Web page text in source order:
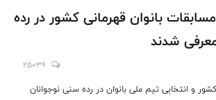
بانوان قهرمانی کشور در رده
شدند
25039
و انتخابی تیم ملی بانوان در رده سنی نوجوانان